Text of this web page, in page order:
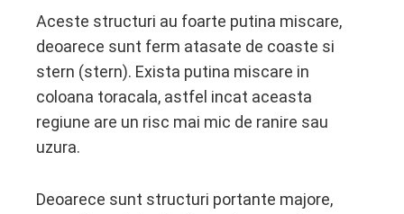
Aceste structuri au foarte putina miscare,
deoarece sunt ferm atasate de coaste si
stern (stern). Exista putina miscare in
coloana toracala, astfel incat aceasta
regiune are un risc mai mic de ranire sau
uzura.
Deoarece sunt structuri portante majore,